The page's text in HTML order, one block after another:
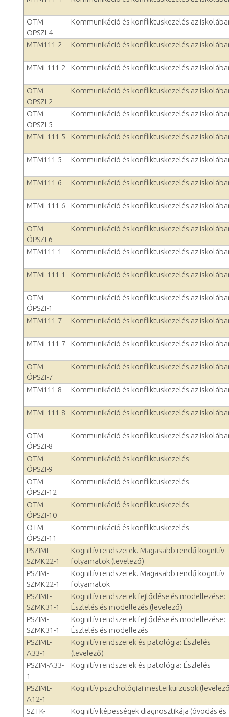
OTM-
ÖPSZI-4
Kommunikáció és konfliktuskezelés az
MTM111-2 Kommunikáció és konfliktuskezelés az
MTML111-2 Kommunikáció és konfliktuskezelés az
OTM-
ÖPSZI-2
Kommunikáció és konfliktuskezelés az
OTM-
ÖPSZI-5
Kommunikáció és konfliktuskezelés az
MTML111-5 Kommunikáció és konfliktuskezelés az
MTM111-5 Kommunikáció és konfliktuskezelés az
MTM111-6 Kommunikáció és konfliktuskezelés az
MTML111-6 Kommunikáció és konfliktuskezelés az
OTM-
ÖPSZI-6
Kommunikáció és konfliktuskezelés az
MTM111-1 Kommunikáció és konfliktuskezelés az
MTML111-1 Kommunikáció és konfliktuskezelés az
OTM-
ÖPSZI-1
Kommunikáció és konfliktuskezelés az
MTM111-7 Kommunikáció és konfliktuskezelés az
MTML111-7 Kommunikáció és konfliktuskezelés az
OTM-
ÖPSZI-7
Kommunikáció és konfliktuskezelés az
MTM111-8 Kommunikáció és konfliktuskezelés az
MTML111-8 Kommunikáció és konfliktuskezelés az
OTM-
ÖPSZI-8
Kommunikáció és konfliktuskezelés az
OTM-
ÖPSZI-9
Kommunikáció és konfliktuskezelés
OTM-
ÖPSZI-12
Kommunikáció és konfliktuskezelés
OTM-
ÖPSZI-10
Kommunikáció és konfliktuskezelés
OTM-
ÖPSZI-11
Kommunikáció és konfliktuskezelés
PSZIML-
SZMK22-1
Kognitív rendszerek. Magasabb rendű kognitív
folyamatok (levelező)
PSZIM-
SZMK22-1
Kognitív rendszerek. Magasabb rendű kognitív
folyamatok
PSZIML-
SZMK31-1
Kognitív rendszerek fejlődése és modellezése:
Észlelés és modellezés (levelező)
PSZIM-
SZMK31-1
Kognitív rendszerek fejlődése és modellezése:
Észlelés és modellezés
PSZIML-
A33-1
Kognitív rendszerek és patológia: Észlelés
(levelező)
PSZIM-A33-
1
Kognitív rendszerek és patológia: Észlelés
PSZIML-
A12-1
Kognitív pszichológiai mesterkurzusok
SZTK-
Kognitív képességek diagnosztikája (óvodás és